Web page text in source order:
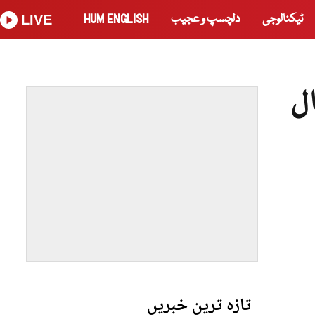
ٹیکنالوجی دلچسپ و عجیب HUM ENGLISH
LIVE
تازہ ترین خبریں